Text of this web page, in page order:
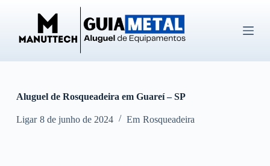
Aluguel de Rosqueadeira em Guareí – SP
Ligar 8 de junho de 2024 Em Rosqueadeira